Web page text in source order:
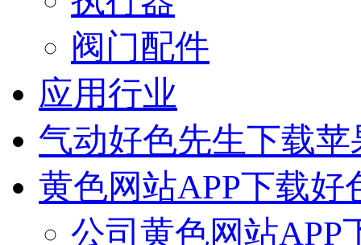
阀门配件
应用行业
气动好色先生下载
黄色网站APP下载好
公司黄色网站APP